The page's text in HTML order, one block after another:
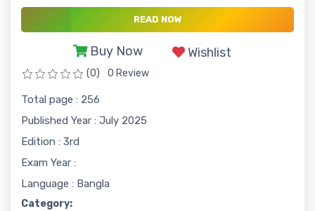
READ NOW
Buy Now Wishlist
(0) 0 Review
Total page : 256
Published Year : July 2025
Edition : 3rd
Exam Year :
Language : Bangla
Category: